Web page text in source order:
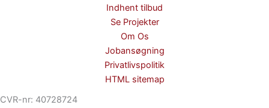
Indhent tilbud
Se Projekter
Om Os
Jobansøgning
Privatlivspolitik
HTML sitemap
CVR-nr: 40728724